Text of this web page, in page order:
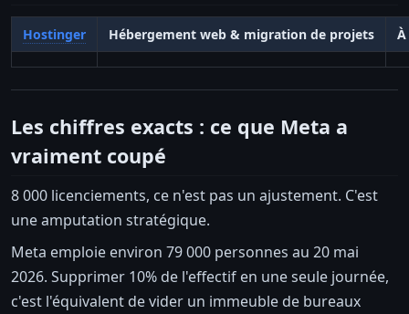
Hostinger Hébergement web & migration de projets
Les chiffres exacts : ce que Meta a
vraiment coupé
8 000 licenciements, ce n'est pas un ajustement. C'est
une amputation stratégique.
Meta emploie environ 79 000 personnes au 20 mai
2026. Supprimer 10% de l'effectif en une seule journée,
c'est l'équivalent de vider un immeuble de bureaux